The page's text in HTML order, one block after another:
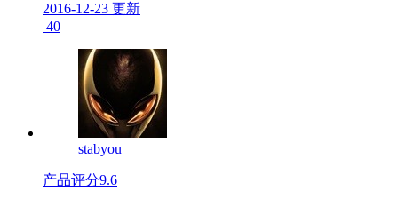
2016-12-23 更新
40
stabyou
产品评分9.6